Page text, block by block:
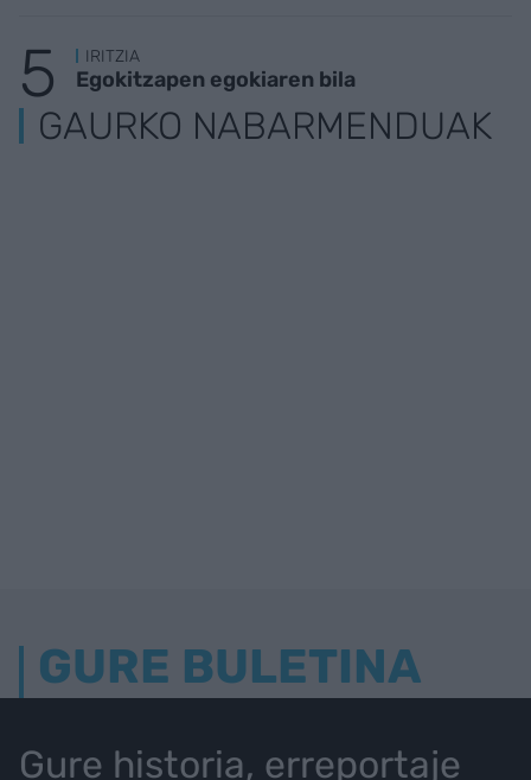
IRITZIA
Egokitzapen egokiaren bila
GAURKO NABARMENDUAK
GURE BULETINA
Gure historia, erreportaje